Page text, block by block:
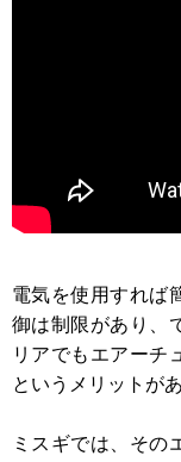
電気を使用すれば
御は制限があり、
リアでもエアーチ
というメリットが
ミスギでは、その